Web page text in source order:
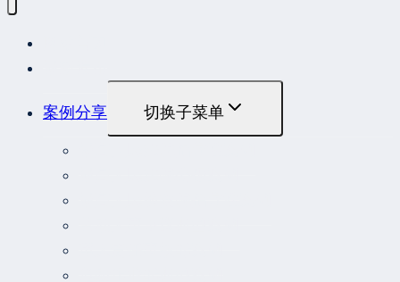
案例分享 切换子菜单